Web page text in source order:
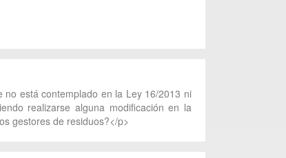
está contemplado en la Ley 16/2013 ni
realizarse alguna modificación en la
gestores de residuos?</p>